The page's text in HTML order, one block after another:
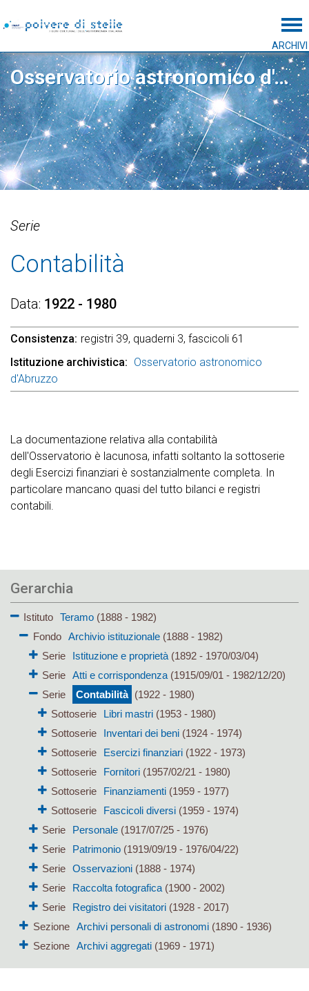
ARCHIVI
Osservatorio astronomico d'Abruzzo
Serie
Contabilità
Data 1922 - 1980
Consistenza registri 39, quaderni 3, fascicoli 61
Istituzione archivistica
Osservatorio astronomico
d'Abruzzo
La documentazione relativa alla contabilità
dell'Osservatorio è lacunosa, infatti soltanto la sottoserie
degli Esercizi finanziari è sostanzialmente completa. In
particolare mancano quasi del tutto bilanci e registri
contabili.
Gerarchia
Istituto Teramo (1888 - 1982)
Fondo
Archivio istituzionale(1888 - 1982)
Serie
Istituzione e proprietà(1892 - 1970/03/04)
Serie Atti e corrispondenza(1915/09/01 - 1982/12/20)
Serie
Contabilità (1922 - 1980)
Sottoserie
Libri mastri (1953 - 1980)
Sottoserie
Inventari dei beni (1924 - 1974)
Sottoserie
Esercizi finanziari (1922 - 1973)
Sottoserie
Fornitori (1957/02/21 - 1980)
Sottoserie
Finanziamenti (1959 - 1977)
Sottoserie
Fascicoli diversi (1959 - 1974)
Serie
Personale(1917/07/25 - 1976)
Serie
Patrimonio(1919/09/19 - 1976/04/22)
Serie Osservazioni(1888 - 1974)
Serie
Raccolta fotografica(1900 - 2002)
Serie
Registro dei visitatori(1928 - 2017)
Sezione
Archivi personali di astronomi(1890 - 1936)
Sezione
Archivi aggregati(1969 - 1971)